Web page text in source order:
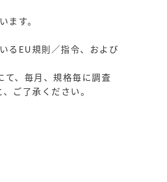
ます。
るEU規則／指令、および
て、毎月、規格毎に調査
ご了承ください。